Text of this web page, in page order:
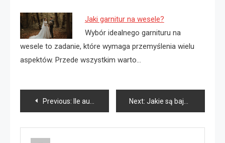
Jaki garnitur na wesele?
Wybór idealnego garnituru na
wesele to zadanie, które wymaga przemyślenia wielu
aspektów. Przede wszystkim warto…
Nawigacja
wpisu
Previous: Ile autokar moze jechac? Next: Jakie są bajki dla dzieci?